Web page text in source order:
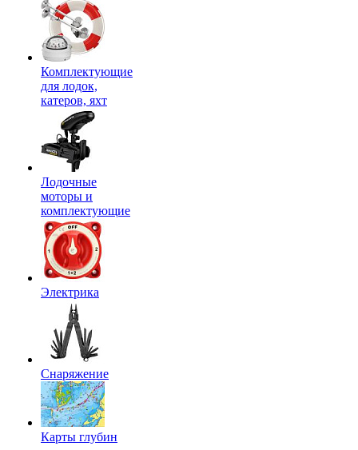
Комплектующие
для лодок,
катеров, яхт
Лодочные
моторы и
комплектующие
Электрика
Снаряжение
Карты глубин